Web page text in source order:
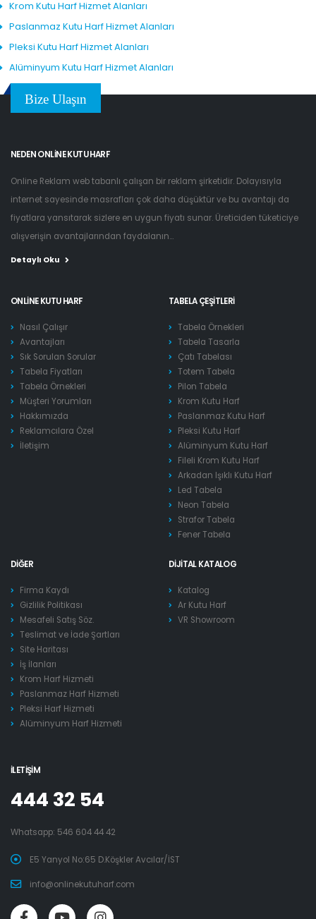
Krom Kutu Harf Hizmet Alanları
Paslanmaz Kutu Harf Hizmet Alanları
Pleksi Kutu Harf Hizmet Alanları
Alüminyum Kutu Harf Hizmet Alanları
Bize Ulaşın
NEDEN ONLINE KUTU HARF
Online Reklam web tabanlı çalışan bir reklam şirketidir. Dolayısıyla
internet sayesinde masrafları çok daha düşüktür ve bu avantajı da
fiyatlara yansıtarak sizlere en uygun fiyatı sunar. Üreticiden tüketiciye
alışverişin avantajlarından faydalanın...
Detaylı Oku
ONLINE KUTU HARF
Nasıl Çalışır
Avantajları
Sık Sorulan Sorular
Tabela Fiyatları
Tabela Örnekleri
Müşteri Yorumları
Hakkımızda
Reklamcılara Özel
İletişim
TABELA ÇEŞITLERI
Tabela Örnekleri
Tabela Tasarla
Çatı Tabelası
Totem Tabela
Pilon Tabela
Krom Kutu Harf
Paslanmaz Kutu Harf
Pleksi Kutu Harf
Alüminyum Kutu Harf
Fileli Krom Kutu Harf
Arkadan Işıklı Kutu Harf
Led Tabela
Neon Tabela
Strafor Tabela
Fener Tabela
DIĞER
Firma Kaydı
Gizlilik Politikası
Mesafeli Satış Söz.
Teslimat ve İade Şartları
Site Haritası
İş İlanları
Krom Harf Hizmeti
Paslanmaz Harf Hizmeti
Pleksi Harf Hizmeti
Alüminyum Harf Hizmeti
DIJITAL KATALOG
Katalog
Ar Kutu Harf
VR Showroom
İLETIŞIM
444 32 54
Whatsapp: 546 604 44 42
E5 Yanyol No:65 D.Köşkler Avcılar/İST
info@onlinekutuharf.com